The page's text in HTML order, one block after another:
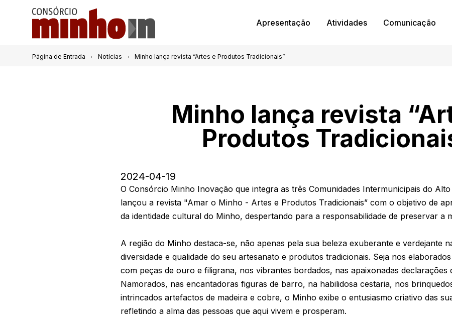
Apresentação Atividades Comunicação
Página de Entrada Notícias Minho lança revista “Artes e Produtos Tradicionais”
Minho lança revista
Produtos
2024-04-19
O Consórcio Minho Inovação que integra as três Comunidades Intermunicipais do
lançou a revista "Amar o Minho - Artes e Produtos Tradicionais” com o objetivo de
da identidade cultural do Minho, despertando para a responsabilidade de preservar a
A região do Minho destaca-se, não apenas pela sua beleza exuberante e verdejante
diversidade e qualidade do seu artesanato e produtos tradicionais. Seja nos
com peças de ouro e filigrana, nos vibrantes bordados, nas apaixonadas declarações
Namorados, nas encantadoras figuras de barro, na habilidosa cestaria, nos
intrincados artefactos de madeira e cobre, o Minho exibe o entusiasmo criativo das
refletindo a alma das pessoas que aqui vivem e prosperam.